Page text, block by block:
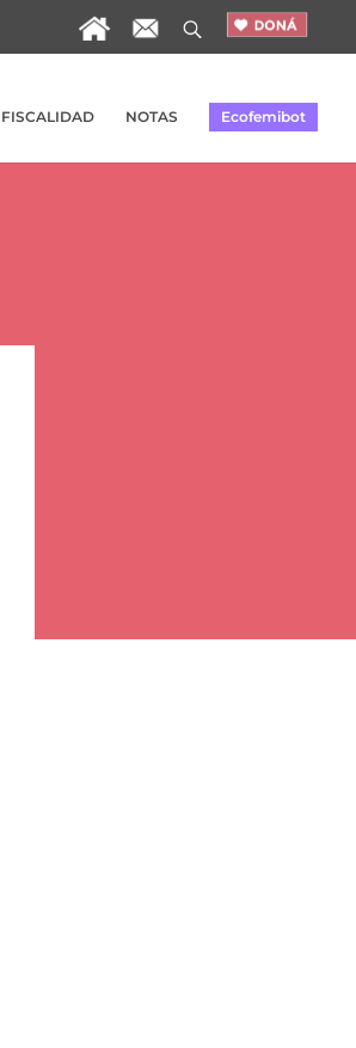
FISCALIDAD NOTAS Ecofemibot